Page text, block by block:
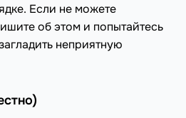
Если не можете
об этом и попытайтесь
неприятную